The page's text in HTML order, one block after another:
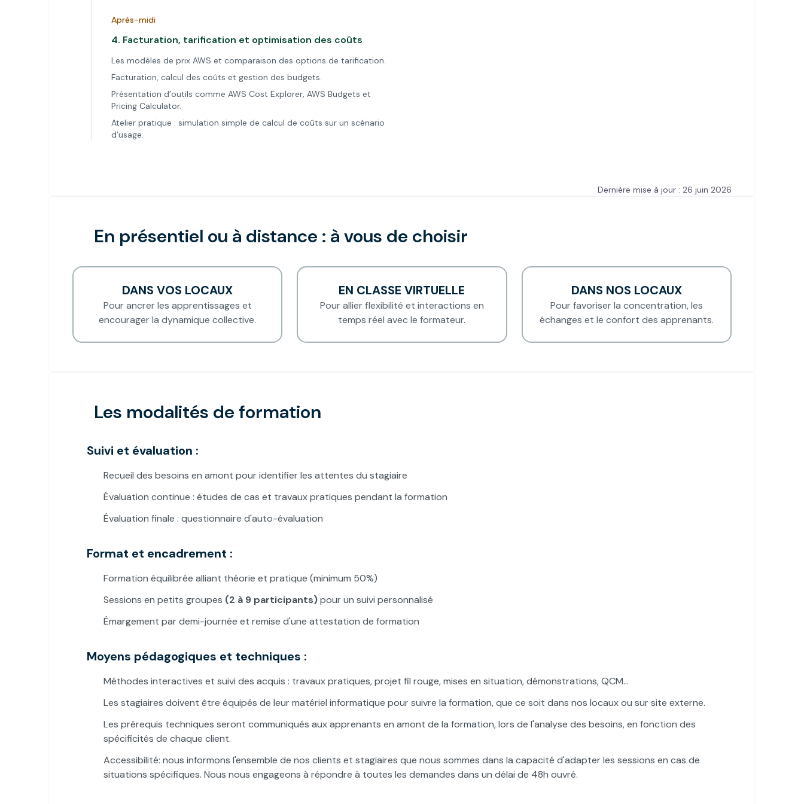
Après-midi
4. Facturation, tarification et optimisation des coûts
Les modèles de prix AWS et comparaison des options de tarification.
Facturation, calcul des coûts et gestion des budgets.
Présentation d’outils comme AWS Cost Explorer, AWS Budgets et
Pricing Calculator.
Atelier pratique : simulation simple de calcul de coûts sur un scénario
d’usage.
Dernière mise à jour : 26 juin 2026
En présentiel ou à distance : à vous de choisir
DANS VOS LOCAUX
Pour ancrer les apprentissages et
encourager la dynamique collective.
EN CLASSE VIRTUELLE
Pour allier flexibilité et interactions en
temps réel avec le formateur.
DANS NOS LOCAUX
Pour favoriser la concentration, les
échanges et le confort des apprenants.
Les modalités de formation
Suivi et évaluation :
Recueil des besoins en amont pour identifier les attentes du stagiaire
Évaluation continue : études de cas et travaux pratiques pendant la formation
Évaluation finale : questionnaire d'auto-évaluation
Format et encadrement :
Formation équilibrée alliant théorie et pratique (minimum 50%)
Sessions en petits groupes (2 à 9 participants)pour un suivi personnalisé
Émargement par demi-journée et remise d'une attestation de formation
Moyens pédagogiques et techniques :
Méthodes interactives et suivi des acquis : travaux pratiques, projet fil rouge, mises en situation, démonstrations, QCM…
Les stagiaires doivent être équipés de leur matériel informatique pour suivre la formation, que ce soit dans nos locaux ou sur site externe.
Les prérequis techniques seront communiqués aux apprenants en amont de la formation, lors de l'analyse des besoins, en fonction des
spécificités de chaque client.
Accessibilité: nous informons l'ensemble de nos clients et stagiaires que nous sommes dans la capacité d'adapter les sessions en cas de
situations spécifiques. Nous nous engageons à répondre à toutes les demandes dans un délai de 48h ouvré.